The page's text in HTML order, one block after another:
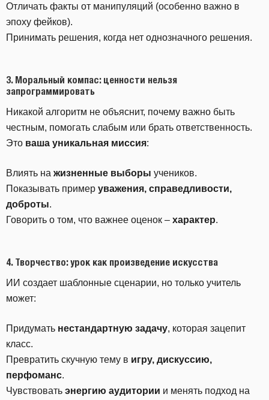
Отличать факты от манипуляций (особенно важно в
эпоху фейков).
Принимать решения, когда нет однозначного решения.
3. Моральный компас: ценности нельзя
запрограммировать
Никакой алгоритм не объяснит, почему важно быть
честным, помогать слабым или брать ответственность.
Это ваша уникальная миссия:
Влиять на жизненные выборы учеников.
Показывать пример уважения, справедливости,
доброты.
Говорить о том, что важнее оценок – характер.
4. Творчество: урок как произведение искусства
ИИ создает шаблонные сценарии, но только учитель
может:
Придумать нестандартную задачу, которая зацепит
класс.
Превратить скучную тему в игру, дискуссию,
перфоманс.
Чувствовать энергию аудитории и менять подход на